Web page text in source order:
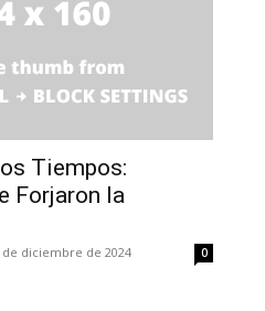
Tiempos:
Forjaron la
de diciembre de 2024 0